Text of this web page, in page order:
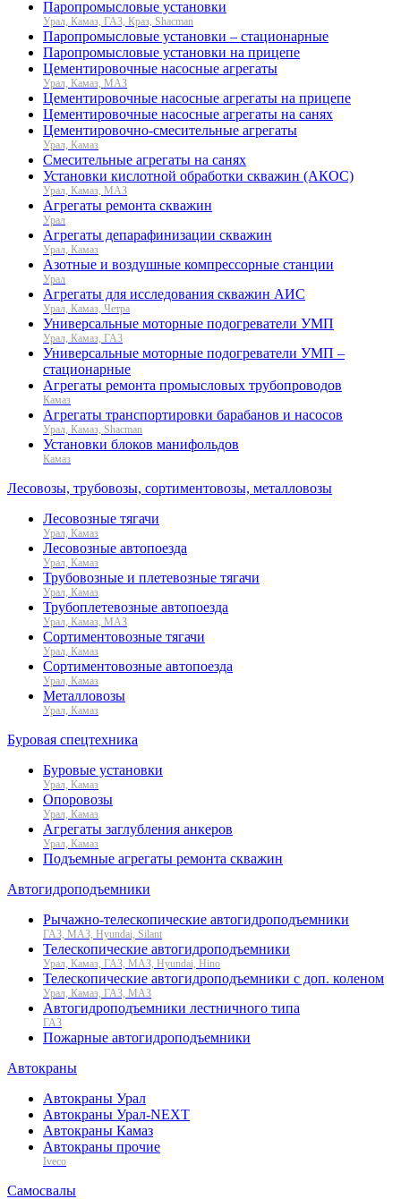
Паропромысловые установки
Урал, Камаз, ГАЗ, Краз, Shacman
Паропромысловые установки – стационарные
Паропромысловые установки на прицепе
Цементировочные насосные агрегаты
Урал, Камаз, МАЗ
Цементировочные насосные агрегаты на прицепе
Цементировочные насосные агрегаты на санях
Цементировочно-смесительные агрегаты
Урал, Камаз
Смесительные агрегаты на санях
Установки кислотной обработки скважин (АКОС)
Урал, Камаз, МАЗ
Агрегаты ремонта скважин
Урал
Агрегаты депарафинизации скважин
Урал, Камаз
Азотные и воздушные компрессорные станции
Урал
Агрегаты для исследования скважин АИС
Урал, Камаз, Четра
Универсальные моторные подогреватели УМП
Урал, Камаз, ГАЗ
Универсальные моторные подогреватели УМП –
стационарные
Агрегаты ремонта промысловых трубопроводов
Камаз
Агрегаты транспортировки барабанов и насосов
Урал, Камаз, Shacman
Установки блоков манифольдов
Камаз
Лесовозы, трубовозы, сортиментовозы, металловозы
Лесовозные тягачи
Урал, Камаз
Лесовозные автопоезда
Урал, Камаз
Трубовозные и плетевозные тягачи
Урал, Камаз
Трубоплетевозные автопоезда
Урал, Камаз, МАЗ
Сортиментовозные тягачи
Урал, Камаз
Сортиментовозные автопоезда
Урал, Камаз
Металловозы
Урал, Камаз
Буровая спецтехника
Буровые установки
Урал, Камаз
Опоровозы
Урал, Камаз
Агрегаты заглубления анкеров
Урал, Камаз
Подъемные агрегаты ремонта скважин
Автогидроподъемники
Рычажно-телескопические автогидроподъемники
ГАЗ, МАЗ, Hyundai, Silant
Телескопические автогидроподъемники
Урал, Камаз, ГАЗ, МАЗ, Hyundai, Hino
Телескопические автогидроподъемники с доп. коленом
Урал, Камаз, ГАЗ, МАЗ
Автогидроподъемники лестничного типа
ГАЗ
Пожарные автогидроподъемники
Автокраны
Автокраны Урал
Автокраны Урал-NEXT
Автокраны Камаз
Автокраны прочие
Iveco
Самосвалы